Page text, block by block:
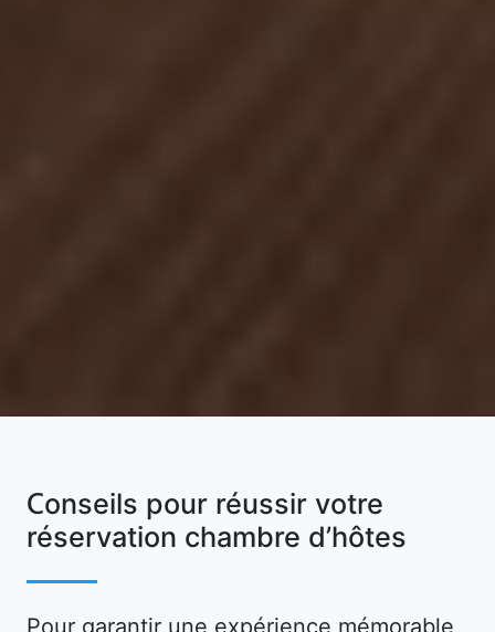
Conseils pour réussir votre
réservation chambre d’hôtes
Pour garantir une expérience mémorable,